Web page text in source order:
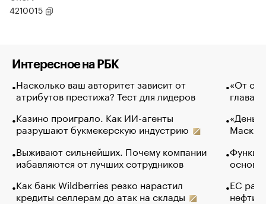
4210015
Интересное на РБК
Насколько ваш авторитет зависит от
атрибутов престижа? Тест для лидеров
Казино проиграло. Как ИИ-агенты
разрушают букмекерскую индустрию
Выживают сильнейших. Почему компании
избавляются от лучших сотрудников
Как банк Wildberries резко нарастил
кредиты селлерам до атак на склады
«От
глава
Маск в
основ
ЕС
нефти